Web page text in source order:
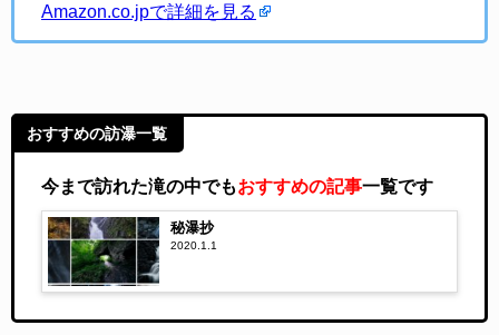
Amazon.co.jpで詳細を見る
おすすめの訪瀑一覧
今まで訪れた滝の中でもおすすめの記事一覧です
秘瀑抄
2020.1.1